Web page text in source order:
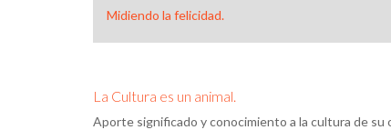
Midiendo la felicidad.
La Cultura es un animal.
Aporte significado y conocimiento a la cultura de su